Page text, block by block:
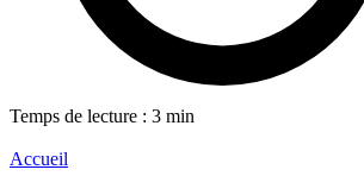
Temps de lecture : 3 min
Accueil